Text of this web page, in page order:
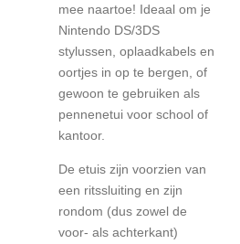
mee naartoe! Ideaal om je
Nintendo DS/3DS
stylussen, oplaadkabels en
oortjes in op te bergen, of
gewoon te gebruiken als
pennenetui voor school of
kantoor.
De etuis zijn voorzien van
een ritssluiting en zijn
rondom (dus zowel de
voor- als achterkant)